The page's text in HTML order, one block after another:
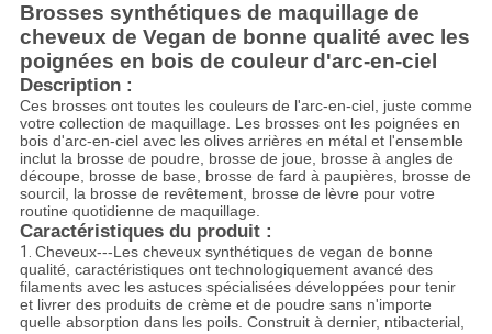
Brosses synthétiques de maquillage de
cheveux de Vegan de bonne qualité avec les
poignées en bois de couleur d'arc-en-ciel
Description :
Ces brosses ont toutes les couleurs de l'arc-en-ciel, juste comme
votre collection de maquillage. Les brosses ont les poignées en
bois d'arc-en-ciel avec les olives arrières en métal et l'ensemble
inclut la brosse de poudre, brosse de joue, brosse à angles de
découpe, brosse de base, brosse de fard à paupières, brosse de
sourcil, la brosse de revêtement, brosse de lèvre pour votre
routine quotidienne de maquillage.
Caractéristiques du produit :
1. Cheveux---Les cheveux synthétiques de vegan de bonne
qualité, caractéristiques ont technologiquement avancé des
filaments avec les astuces spécialisées développées pour tenir
et livrer des produits de crème et de poudre sans n'importe
quelle absorption dans les poils. Construit à dernier, ntibacterial,